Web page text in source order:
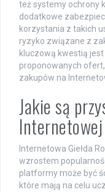
też systemy ochrony
dodatkowe
korzystania z takich
ryzyko związane z
kluczową kwestią jest
proponowanych
zakupów na
Jakie są
Internetowa Giełda
wzrostem
platformy może być
które mają na celu